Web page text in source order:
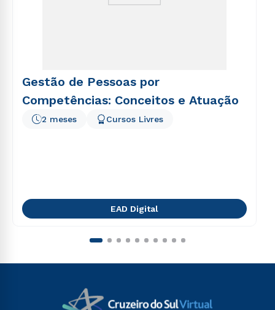
Gestão de Pessoas por
Competências: Conceitos e Atuação
2 meses Cursos Livres
EAD Digital